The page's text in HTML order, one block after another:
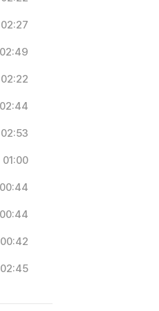
02:27
02:49
02:22
02:44
02:53
01:00
00:44
00:44
00:42
02:45